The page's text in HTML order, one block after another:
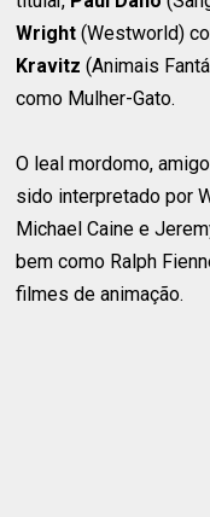
Wright (Westworld)
Kravitz (Animais
como Mulher-Gato.
O leal mordomo,
sido interpretado por
Michael Caine e
bem como Ralph
filmes de animação.